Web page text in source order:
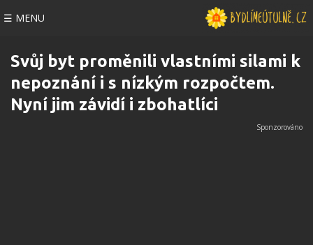
☰ MENU
Svůj byt proměnili vlastními silami k
nepoznání i s nízkým rozpočtem.
Nyní jim závidí i zbohatlíci